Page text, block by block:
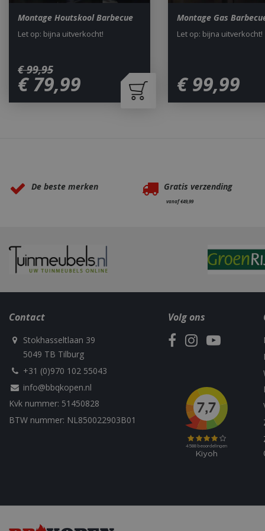
Montage Houtskool Barbecue
€ 99,95
€ 79,99
Let op: bijna uitverkocht!
Montage Gas
€ 99,99
Let op: bijna uitverkocht!
De beste merken Gratis verzending
vanaf €49,99
Contact
Stokhasseltlaan 39
5049 TB Tilburg
+31 (0)970 102 55043
info@bbqkopen.nl
Kvk nummer: 51450828
BTW nummer: NL850022903B01
Volg ons
_ga
Naam
_gat_UA-
75292639-1
_ga_M5FLK9N03R
_clck
_clsk
_gcl_au
Naam
__Secure-
ROLLOUT_TOKEN
Naam